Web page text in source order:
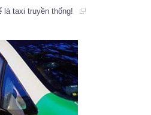
taxi truyền thống!